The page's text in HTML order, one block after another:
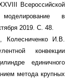
Всероссийской
моделирование в
2019. С. 48.
И.В.
конвекции
единичного
метода крупных